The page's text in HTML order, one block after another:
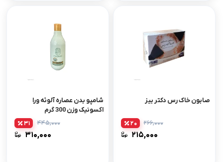
صابون خاک رس دکتر بیز
۲۶۶,۰۰۰
۲۱۵,۰۰۰
20
شامپو بدن عصاره آلوئه ورا
اکسونیک وزن 300 گرم
۴۴۵,۰۰۰
۳۱۰,۰۰۰
31